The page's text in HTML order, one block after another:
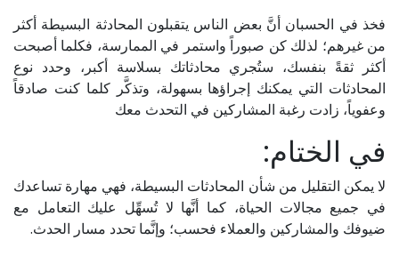
فخذ في الحسبان أنَّ بعض الناس يتقبلون المحادثة البسيطة أكثر
من غيرهم؛ لذلك كن صبوراً واستمر في الممارسة، فكلما أصبحت
أكثر ثقةً بنفسك، ستُجري محادثاتك بسلاسة أكبر، وحدد نوع
المحادثات التي يمكنك إجراؤها بسهولة، وتذكَّر كلما كنت صادقاً
وعفوياً، زادت رغبة المشاركين في التحدث معك
في الختام:
لا يمكن التقليل من شأن المحادثات البسيطة، فهي مهارة تساعدك
في جميع مجالات الحياة، كما أنَّها لا تُسهِّل عليك التعامل مع
ضيوفك والمشاركين والعملاء فحسب؛ وإنَّما تحدد مسار الحدث.